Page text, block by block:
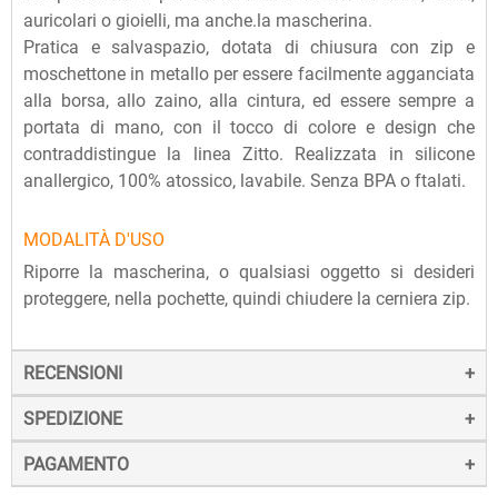
auricolari o gioielli, ma anche.la mascherina.
Pratica e salvaspazio, dotata di chiusura con zip e
moschettone in metallo per essere facilmente agganciata
alla borsa, allo zaino, alla cintura, ed essere sempre a
portata di mano, con il tocco di colore e design che
contraddistingue la linea Zitto. Realizzata in silicone
anallergico, 100% atossico, lavabile. Senza BPA o ftalati.
MODALITÀ D'USO
Riporre la mascherina, o qualsiasi oggetto si desideri
proteggere, nella pochette, quindi chiudere la cerniera zip.
RECENSIONI
SPEDIZIONE
La spedizione dei prodotti avviene entro 24 ore dall'ordine
PAGAMENTO